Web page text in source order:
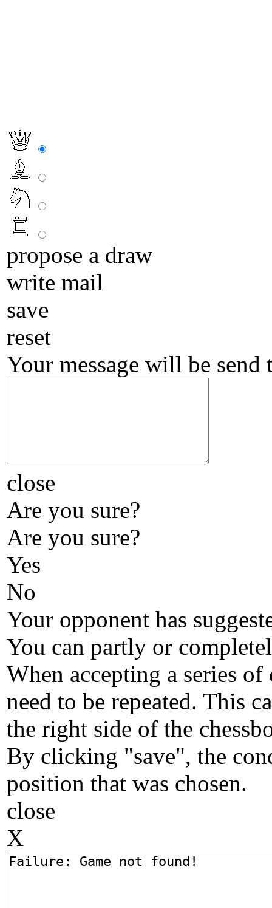
propose a draw
write mail
save
reset
Your message will be
close
Are you sure?
Are you sure?
Yes
No
Your opponent has
You can partly or
When accepting a series
need to be repeated. This
the right side of the
By clicking "save", the
position that was chosen.
close
X